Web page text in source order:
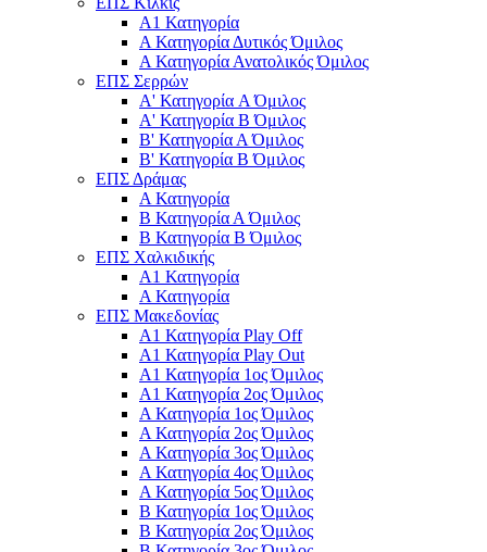
Α1 Κατηγορία
Α Κατηγορία Δυτικός Όμιλος
Α Κατηγορία Ανατολικός Όμιλος
ΕΠΣ Σερρών
Α' Κατηγορία A Όμιλος
Α' Κατηγορία Β Όμιλος
Β' Κατηγορία Α Όμιλος
Β' Κατηγορία Β Όμιλος
ΕΠΣ Δράμας
Α Κατηγορία
Β Κατηγορία Α Όμιλος
Β Κατηγορία Β Όμιλος
ΕΠΣ Χαλκιδικής
Α1 Κατηγορία
Α Κατηγορία
ΕΠΣ Μακεδονίας
Α1 Κατηγορία Play Off
Α1 Κατηγορία Play Out
Α1 Κατηγορία 1ος Όμιλος
Α1 Κατηγορία 2ος Όμιλος
Α Κατηγορία 1ος Όμιλος
Α Κατηγορία 2ος Όμιλος
Α Κατηγορία 3ος Όμιλος
Α Κατηγορία 4ος Όμιλος
Α Κατηγορία 5ος Όμιλος
Β Κατηγορία 1ος Όμιλος
Β Κατηγορία 2ος Όμιλος